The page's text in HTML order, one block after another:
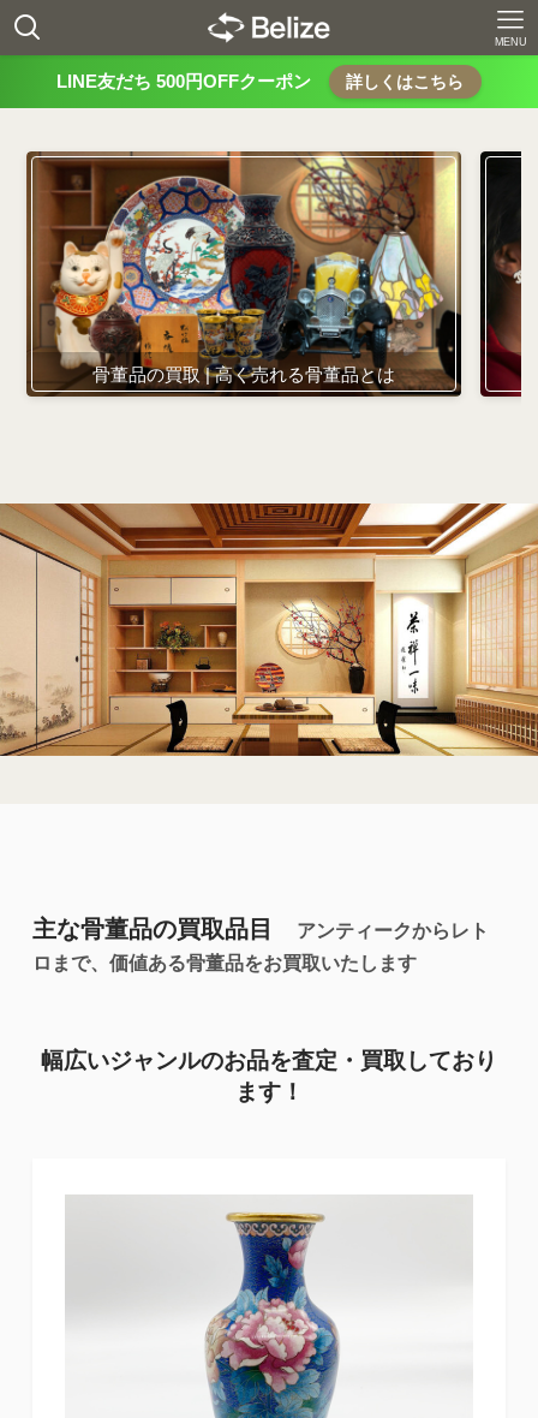
MENU
LINE友だち 500円OFFクーポン 詳しくはこちら
骨董品の買取 | 高く売れる骨董品とは
主な骨董品の買取品目
アンティークからレト
ロまで、価値ある骨董品をお買取いたします
幅広いジャンルのお品を査定・買取 しており
ます！